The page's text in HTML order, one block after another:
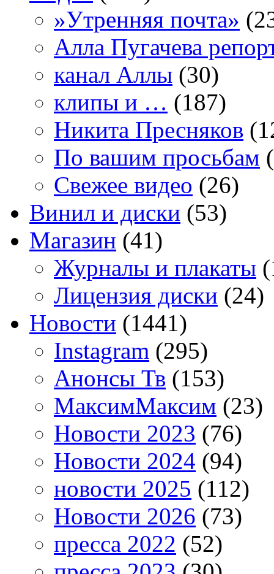
»Утренняя почта»
Алла Пугачева
канал Аллы (30)
клипы и … (187)
Никита Пресняков
По вашим просьбам
Свежее видео (26)
Винил и диски (53)
Магазин (41)
Журналы и плакаты
Лицензия диски (24)
Новости (1441)
Instagram (295)
Анонсы Тв (153)
МаксимМаксим (23)
Новости 2023 (76)
Новости 2024 (94)
новости 2025 (112)
Новости 2026 (73)
пресса 2022 (52)